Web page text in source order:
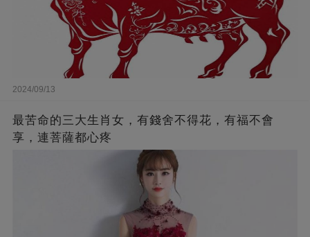
2024/09/13
最苦命的三大生肖女，有錢舍不得花，有福不會
享，連菩薩都心疼